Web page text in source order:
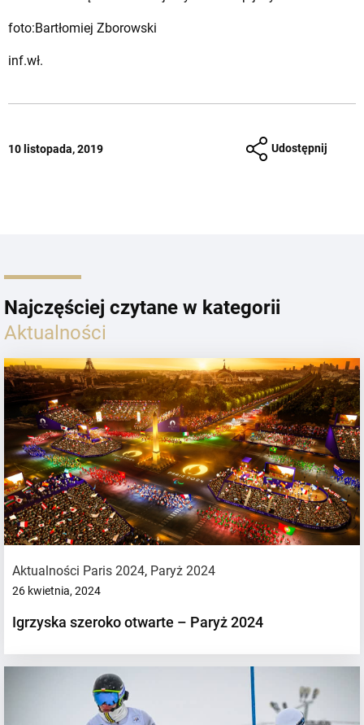
foto:Bartłomiej Zborowski
inf.wł.
10 listopada, 2019 Udostępnij
Najczęściej czytane w kategorii
Aktualności
Aktualności Paris 2024, Paryż 2024
26 kwietnia, 2024
Igrzyska szeroko otwarte – Paryż 2024